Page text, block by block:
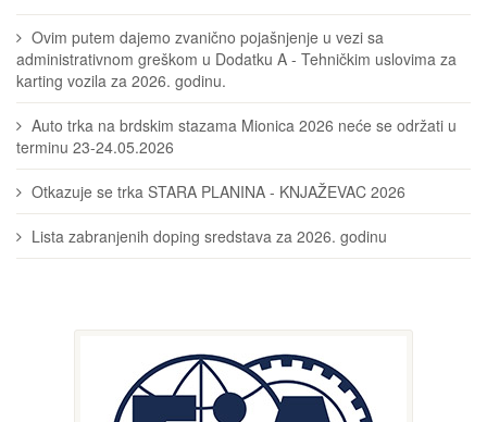
Ovim putem dajemo zvanično pojašnjenje u vezi sa
administrativnom greškom u Dodatku A - Tehničkim uslovima za
karting vozila za 2026. godinu.
Auto trka na brdskim stazama Mionica 2026 neće se održati u
terminu 23-24.05.2026
Otkazuje se trka STARA PLANINA - KNJAŽEVAC 2026
Lista zabranjenih doping sredstava za 2026. godinu